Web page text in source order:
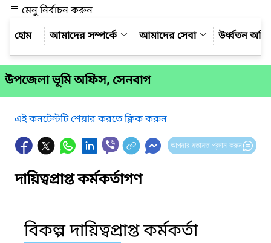
মেনু নির্বাচন করুন
আমাদের সম্পর্কে
আমাদের সেবা উর্ধ্বতন
উপজেলা ভূমি অফিস, সেনবাগ
এই কনটেন্টটি শেয়ার করতে ক্লিক করুন
আপনার মতামত প্রদান করুন
দায়িত্বপ্রাপ্ত কর্মকর্তাগণ
বিকল্প দায়িত্বপ্রাপ্ত কর্মকর্তা